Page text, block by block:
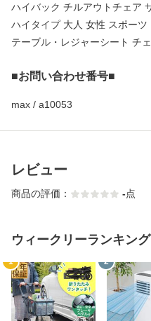
ハイバック チルアウトチェア
ハイタイプ 大人 女性 スポーツ
テーブル・レジャーシート チ
■お問い合わせ番号■
max / a10053
レビュー
商品の評価： -点
ウィークリーランキング
1 2